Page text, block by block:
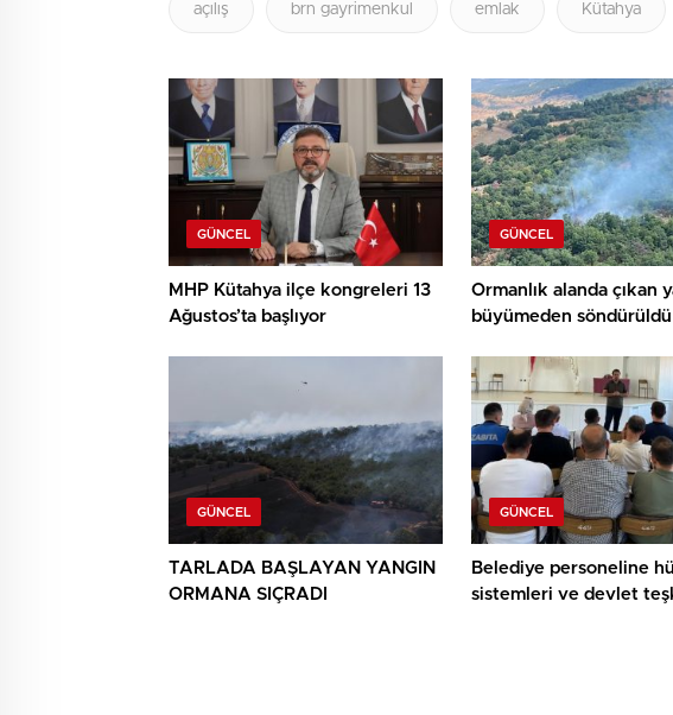
açılış brn gayrimenkul emlak Kütahya
GÜNCEL
MHP Kütahya ilçe kongreleri 13
Ağustos’ta başlıyor
GÜNCEL
Ormanlık alanda çıkan
büyümeden söndürüldü
GÜNCEL
TARLADA BAŞLAYAN YANGIN
ORMANA SIÇRADI
GÜNCEL
Belediye personeline
sistemleri ve devlet